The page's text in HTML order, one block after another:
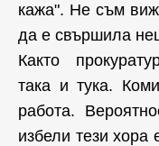
кажа". Не съм
да е свършила
Както
така и тука.
работа.
избели тези хора